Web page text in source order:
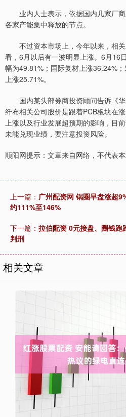
业内人士表示，依据国内几家厂商
各家产能集中释放的节点。
不过资本市场上，今年以来，相关
看，6月以后有一波明显上涨。6月16
幅为49.81%；国际复材上涨36.24%
上涨25.71%。
国内某头部券商投资顾问告诉《华
纤布相关公司股价是跟着PCB板块在
上涨以及行业发展超预期的影响，目
未能兑现业绩，要注意投资风险。
顺阳网提示：文章来自网络，不代表本
上一篇： 广州配资网 锅圈早盘涨超
约111%至146%
下一篇： 拉伯配资 0元接盘、圈钱跑
判刑
相关文章